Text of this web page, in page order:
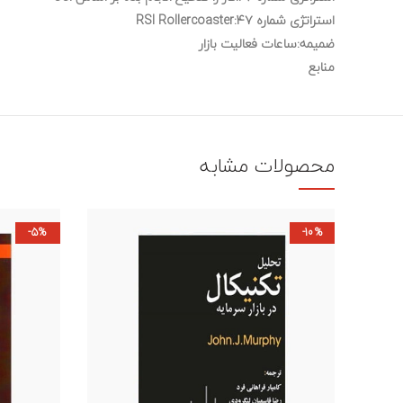
استراتژی شماره ۴۷:RSI Rollercoaster
ضمیمه:ساعات فعالیت بازار
منابع
محصولات مشابه
-10%
-5%